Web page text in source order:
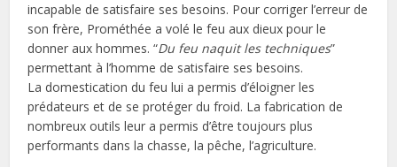
incapable de satisfaire ses besoins. Pour corriger l’erreur de
son frère, Prométhée a volé le feu aux dieux pour le
donner aux hommes. “Du feu naquit les techniques”
permettant à l’homme de satisfaire ses besoins.
La domestication du feu lui a permis d’éloigner les
prédateurs et de se protéger du froid. La fabrication de
nombreux outils leur a permis d’être toujours plus
performants dans la chasse, la pêche, l’agriculture.